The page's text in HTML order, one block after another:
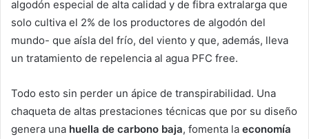
algodón especial de alta calidad y de fibra extralarga que
solo cultiva el 2% de los productores de algodón del
mundo- que aísla del frío, del viento y que, además, lleva
un tratamiento de repelencia al agua PFC free.
Todo esto sin perder un ápice de transpirabilidad. Una
chaqueta de altas prestaciones técnicas que por su diseño
genera una huella de carbono baja, fomenta la economía